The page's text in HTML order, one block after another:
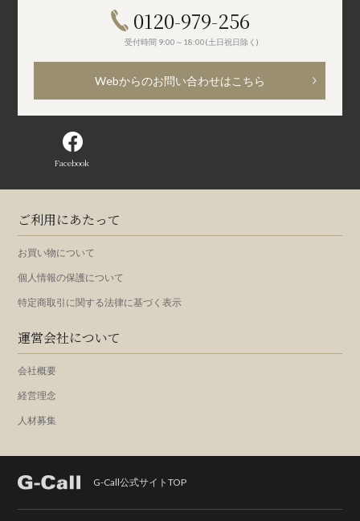
0120-979-256
受付時間 9:00～18:00(土日祝日除く)
Webからのお問い合わせはこちら
Facebook
ご利用にあたって
お買い物について
個人情報の保護について
特定商取引に関する法律に基づく表示
運営会社について
会社概要
経営理念
人材募集
G-Call公式サイトTOP